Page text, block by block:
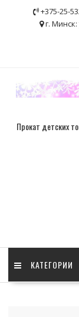
+375-25-
г.
Прокат детских
КАТЕГОРИИ